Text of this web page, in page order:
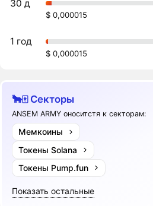
30 д
$ 0,000015
1 год
$ 0,000015
🐂🀄️ Секторы
ANSEM ARMY оноситстя к секторам:
Мемкоины
Токены Solana
Токены Pump.fun
Показать остальные